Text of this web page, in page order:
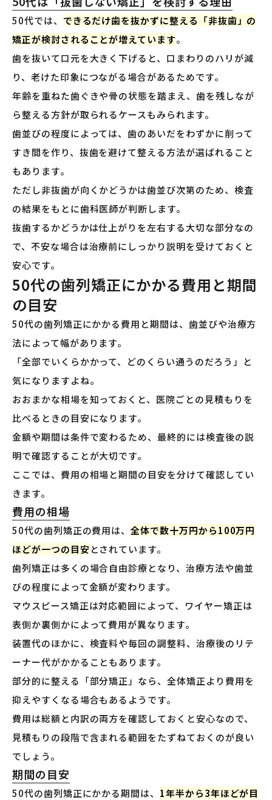
50代では、 できるだけ歯を抜かずに整える「非抜歯」の
矯正が検討されることが増えています。
歯を抜いて口元を大きく下げると、口まわりのハリが減
り、老けた印象につながる場合があるためです。
年齢を重ねた歯ぐきや骨の状態を踏まえ、歯を残しなが
ら整える方針が取られるケースもみられます。
歯並びの程度によっては、歯のあいだをわずかに削って
すき間を作り、抜歯を避けて整える方法が選ばれること
もあります。
ただし非抜歯が向くかどうかは歯並び次第のため、検査
の結果をもとに歯科医師が判断します。
抜歯するかどうかは仕上がりを左右する大切な部分なの
で、不安な場合は治療前にしっかり説明を受けておくと
安心です。
50代の歯列矯正にかかる費用と期間
の目安
50代の歯列矯正にかかる費用と期間は、歯並びや治療方
法によって幅があります。
「全部でいくらかかって、どのくらい通うのだろう」と
気になりますよね。
おおまかな相場を知っておくと、医院ごとの見積もりを
比べるときの目安になります。
金額や期間は条件で変わるため、最終的には検査後の説
明で確認することが大切です。
ここでは、費用の相場と期間の目安を分けて確認してい
きます。
費用の相場
50代の歯列矯正の費用は、全体で数十万円から100万円
ほどが一つの目安とされています。
歯列矯正は多くの場合自由診療となり、治療方法や歯並
びの程度によって金額が変わります。
マウスピース矯正は対応範囲によって、ワイヤー矯正は
表側か裏側かによって費用が異なります。
装置代のほかに、検査料や毎回の調整料、治療後のリテ
ーナー代がかかることもあります。
部分的に整える「部分矯正」なら、全体矯正より費用を
抑えやすくなる場合もあるようです。
費用は総額と内訳の両方を確認しておくと安心なので、
見積もりの段階で含まれる範囲をたずねておくのが良い
でしょう。
期間の目安
50代の歯列矯正にかかる期間は、 1年半から3年ほどが目